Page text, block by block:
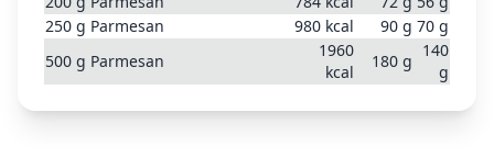
250 g Parmesan 980 kcal 90 g 70 g
500 g Parmesan
1960
kcal
180 g
140
g